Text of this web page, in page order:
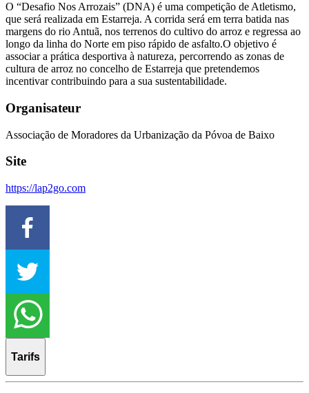
O “Desafio Nos Arrozais” (DNA) é uma competição de Atletismo,
que será realizada em Estarreja. A corrida será em terra batida nas
margens do rio Antuã, nos terrenos do cultivo do arroz e regressa ao
longo da linha do Norte em piso rápido de asfalto.O objetivo é
associar a prática desportiva à natureza, percorrendo as zonas de
cultura de arroz no concelho de Estarreja que pretendemos
incentivar contribuindo para a sua sustentabilidade.
Organisateur
Associação de Moradores da Urbanização da Póvoa de Baixo
Site
https://lap2go.com
Tarifs